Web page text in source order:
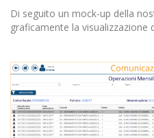
Di seguito un mock-up della
graficamente la visualizzazione